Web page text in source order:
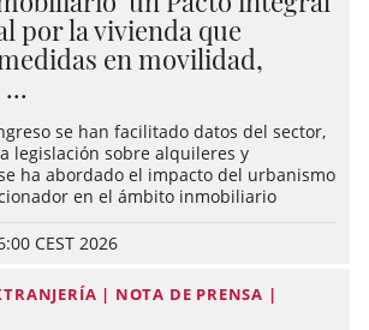
por la vivienda que
en movilidad,
se han facilitado datos del sector,
legislación sobre alquileres y
ha abordado el impacto del urbanismo
en el ámbito inmobiliario
CEST 2026
| NOTA DE PRENSA |